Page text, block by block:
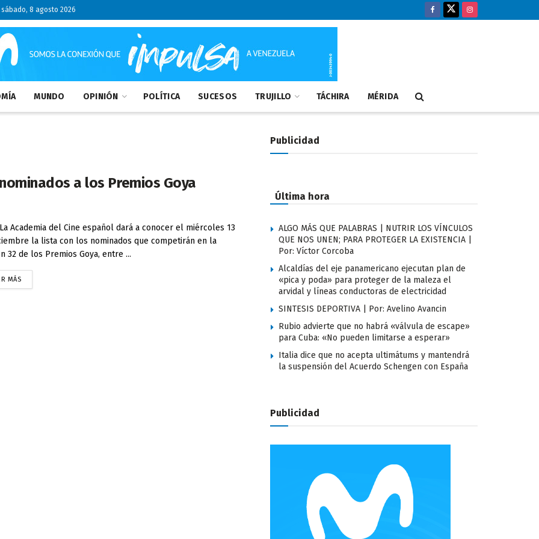
sábado, 8 agosto 2026
MUNDO OPINIÓN POLÍTICA SUCESOS TRUJILLO TÁCHIRA MÉRIDA
a los Premios Goya
La Academia del Cine español dará a conocer el miércoles 13
la lista con los nominados que competirán en la
32 de los Premios Goya, entre ...
MÁS
Publicidad
Última hora
ALGO MÁS QUE PALABRAS | NUTRIR LOS VÍNCULOS
QUE NOS UNEN; PARA PROTEGER LA EXISTENCIA |
Por: Víctor Corcoba
Alcaldías del eje panamericano ejecutan plan de
«pica y poda» para proteger de la maleza el
arvidal y líneas conductoras de electricidad
SINTESIS DEPORTIVA | Por: Avelino Avancin
Rubio advierte que no habrá «válvula de escape»
para Cuba: «No pueden limitarse a esperar»
Italia dice que no acepta ultimátums y mantendrá
la suspensión del Acuerdo Schengen con España
Publicidad